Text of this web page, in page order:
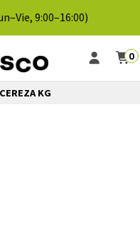
9:00–16:00)
0
CEREZA KG